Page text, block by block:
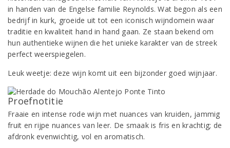
in handen van de Engelse familie Reynolds. Wat begon als een
bedrijf in kurk, groeide uit tot een iconisch wijndomein waar
traditie en kwaliteit hand in hand gaan. Ze staan bekend om
hun authentieke wijnen die het unieke karakter van de streek
perfect weerspiegelen.
Leuk weetje: deze wijn komt uit een bijzonder goed wijnjaar.
Proefnotitie
Fraaie en intense rode wijn met nuances van kruiden, jammig
fruit en rijpe nuances van leer. De smaak is fris en krachtig; de
afdronk evenwichtig, vol en aromatisch.